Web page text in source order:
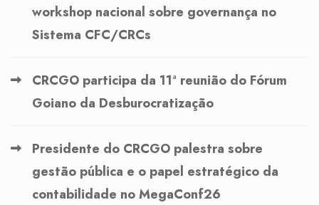
workshop nacional sobre governança no
Sistema CFC/CRCs
CRCGO participa da 11ª reunião do Fórum
Goiano da Desburocratização
Presidente do CRCGO palestra sobre
gestão pública e o papel estratégico da
contabilidade no MegaConf26